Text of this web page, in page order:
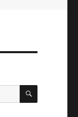
OTSI